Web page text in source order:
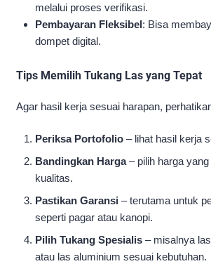
melalui proses verifikasi.
Pembayaran Fleksibel: Bisa
dompet digital.
Tips Memilih Tukang Las yang Tepat
Agar hasil kerja sesuai harapan,
Periksa Portofolio – lihat hasil kerja
Bandingkan Harga– pilih harga
kualitas.
Pastikan Garansi – terutama untuk
seperti pagar atau kanopi.
Pilih Tukang Spesialis – misalnya
atau las aluminium sesuai kebutuhan.